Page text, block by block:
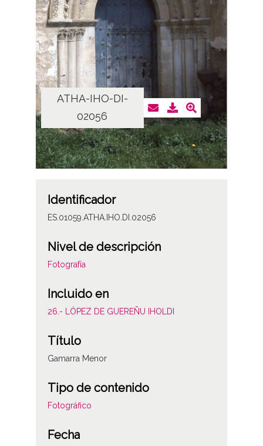
ATHA-IHO-DI-
02056
Identificador
ES.01059.ATHA.IHO.DI.02056
Nivel de descripción
Fotografía
Incluido en
26.- LÓPEZ DE GUEREÑU IHOLDI
Título
Gamarra Menor
Tipo de contenido
Fotográfico
Fecha